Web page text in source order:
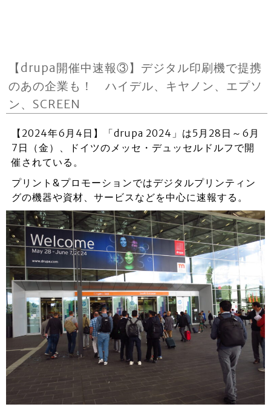
【drupa開催中速報③】デジタル印刷機で提携
のあの企業も！ ハイデル、キヤノン、エプソ
ン、SCREEN
【2024年6月4日】「drupa 2024」は5月28日～6月
7日（金）、ドイツのメッセ・デュッセルドルフで開
催されている。
プリント&プロモーションではデジタルプリンティン
グの機器や資材、サービスなどを中心に速報する。